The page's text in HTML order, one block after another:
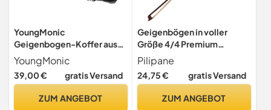
YoungMonic
Geigenbogen-Koffer aus
Kohlefaser, schützt den
Halt, 2 x Violinenbogen,
robust, ausgestattet mit
YoungMonic
39,00 € gratis Versand
ZUM ANGEBOT
Geigenbögen in voller
Größe 4/4 Premium
Brasilianer Holz Violine
Bogenstange echte
Pferdeschwanzhaarhand -
Instrumentenzubehör für
Pilipane
24,75 € gratis Versand
ZUM ANGEBOT